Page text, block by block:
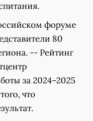
форуме
80
-- Рейтинг
за 2024–2025
что